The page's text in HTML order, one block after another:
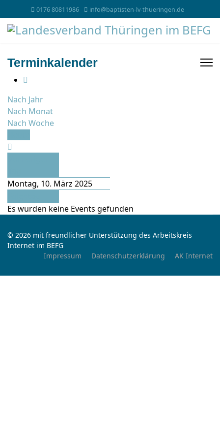
0176 80811986 info@baptisten-lv-thueringen.de
Terminkalender
Nach Jahr
Nach Monat
Nach Woche
Montag, 10. März 2025
Es wurden keine Events gefunden
© 2026 mit freundlicher Unterstützung des Arbeitskreis
Internet im BEFG
Impressum
Datenschutzerklärung AK Internet